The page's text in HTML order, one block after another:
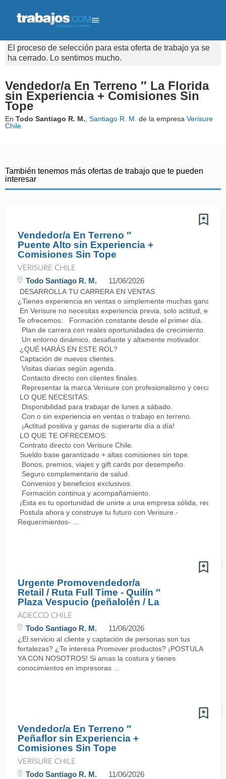
El proceso de selección para esta oferta de trabajo ya se
ha cerrado. Lo sentimos mucho.
Vendedor/a En Terreno ″ La Florida
sin Experiencia + Comisiones Sin
Tope
En Todo Santiago R. M. Santiago R. M. de la empresa Verisure
Chile
También tenemos más ofertas de trabajo que te pueden
interesar
Vendedor/a En Terreno ″
Puente Alto sin Experiencia +
Comisiones Sin Tope
VERISURE CHILE
Todo Santiago R. M. 11/06/2026
DESARROLLA TU CARRERA EN VENTAS
¿Tienes experiencia en ventas o simplemente muchas ganas
En Verisure no necesitas experiencia previa, solo actitud,
Te ofrecemos: Formación constante desde el primer día.
Plan de carrera con reales oportunidades de crecimiento.
Un entorno dinámico, desafiante y altamente motivador.
¿QUÉ HARÁS EN ESTE ROL?
Captación de nuevos clientes.
Visitas diarias según agenda.
Contacto directo con clientes finales.
Representar la marca Verisure con profesionalismo y cercanía.
LO QUE NECESITAS:
Disponibilidad para trabajar de lunes a sábado.
Con o sin experiencia en ventas o trabajo en terreno.
¡Actitud positiva y ganas de superarte día a día!
LO QUE TE OFRECEMOS:
Contrato directo con Verisure Chile.
Sueldo base garantizado + altas comisiones sin tope.
Bonos, premios, viajes y gift cards por desempeño.
Seguro complementario de salud.
Convenios y beneficios exclusivos.
Formación continua y acompañamiento.
¡Esta es tu oportunidad de unirte a una empresa sólida,
Postula ahora y construye tu futuro con Verisure.-
Requerimientos- ...
Urgente Promovendedor/a
Retail / Ruta Full Time - Quilín ″
Plaza Vespucio (peñalolén / La
ADECCO CHILE
Todo Santiago R. M. 11/06/2026
¿El servicio al cliente y captación de personas son tus
fortalezas? ¿Te interesa Promover productos? ¡POSTULA
YA CON NOSOTROS! Si amas la costura y tienes
conocimientos en impresoras ...
Vendedor/a En Terreno ″
Peñaflor sin Experiencia +
Comisiones Sin Tope
VERISURE CHILE
Todo Santiago R. M. 11/06/2026